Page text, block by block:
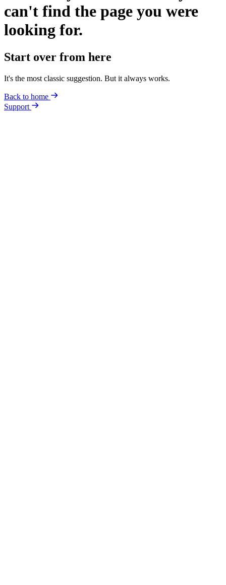
can't find the page you were
looking for.
Start over from here
It's the most classic suggestion. But it always works.
Back to home
Support